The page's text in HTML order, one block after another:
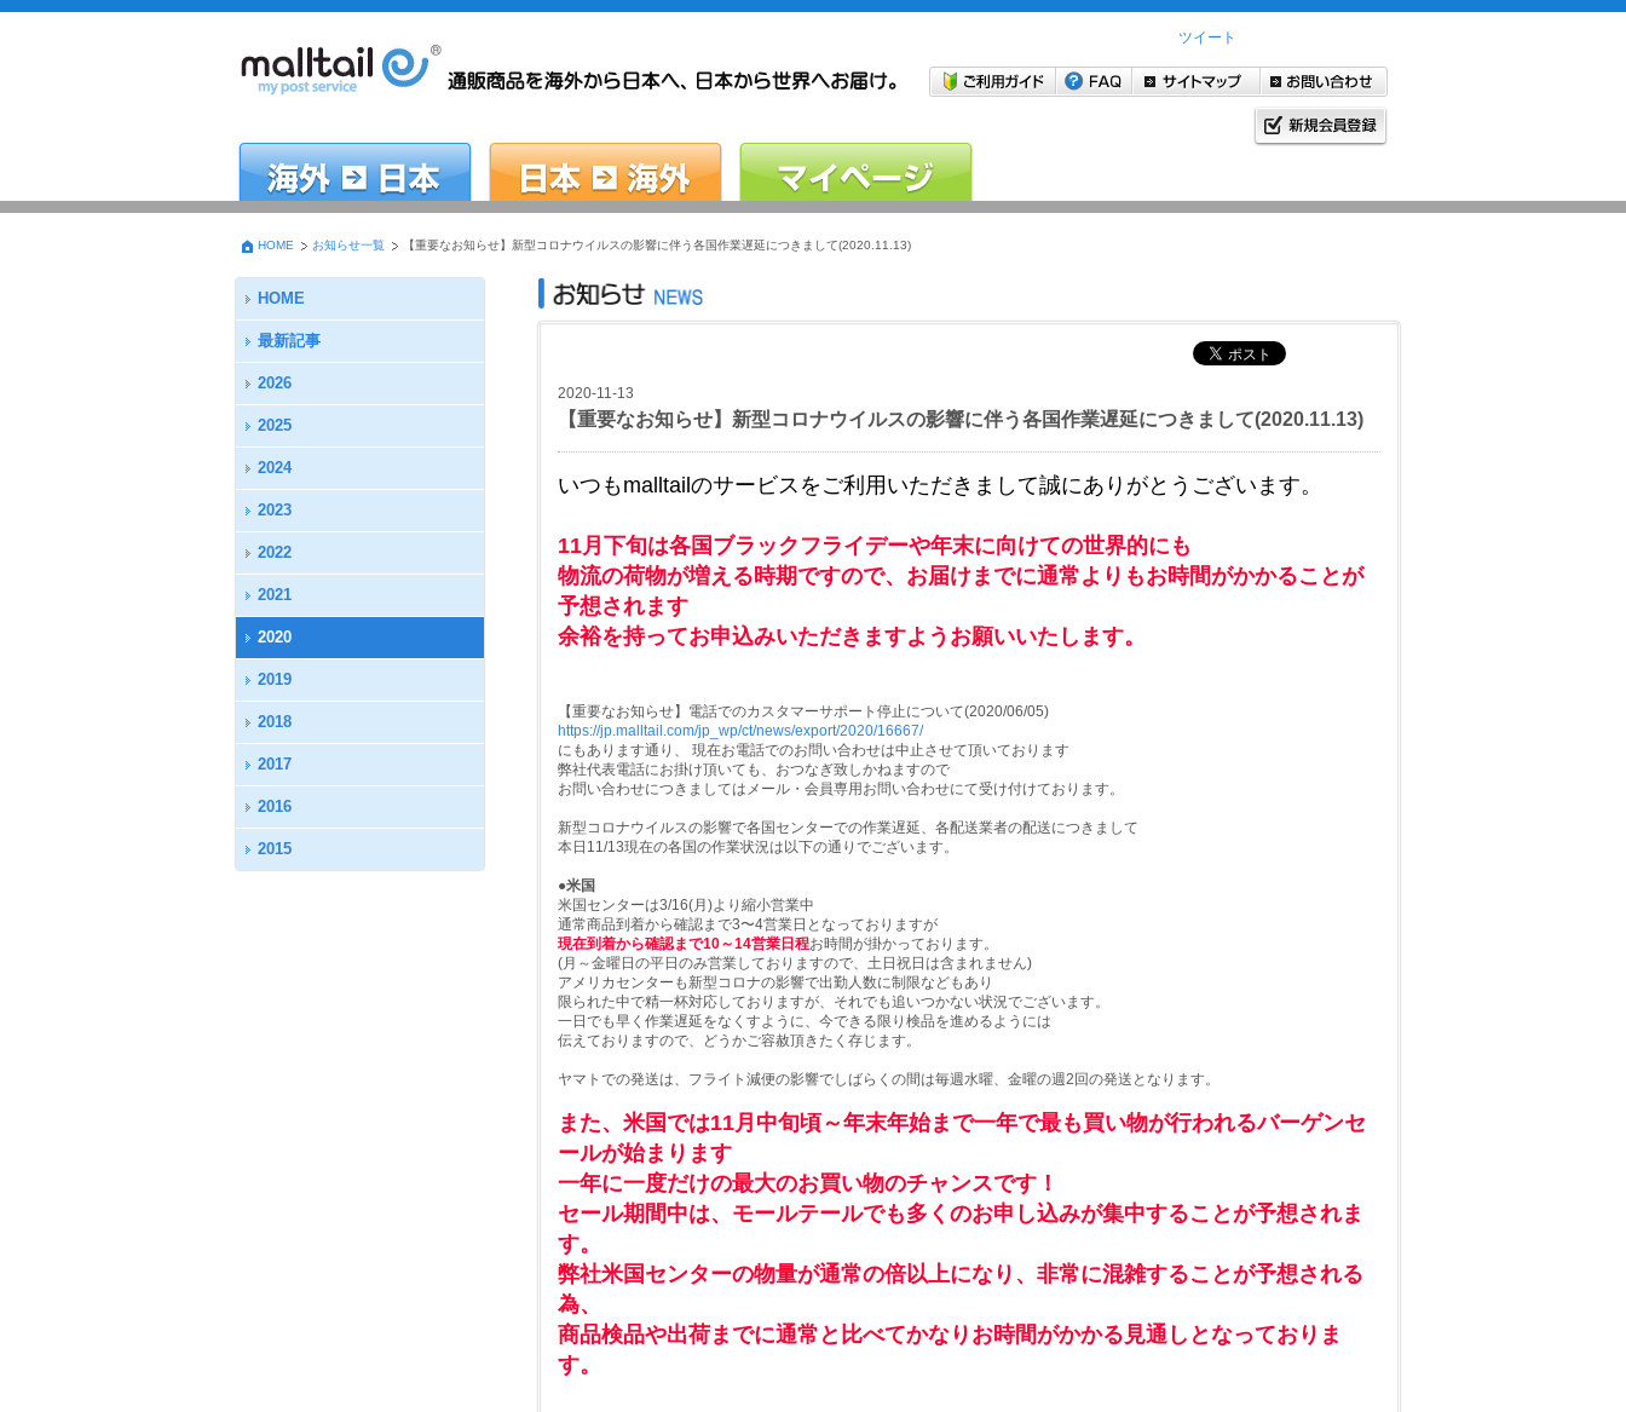
ツイート
HOME お知らせ一覧 【重要なお知らせ】新型コロナウイルスの影響に伴う各国作業遅延につきまして(2020.11.13)
HOME
最新記事
2026
2025
2024
2023
2022
2021
2020
2019
2018
2017
2016
2015
2020-11-13
【重要なお知らせ】新型コロナウイルスの影響に伴う各国作業遅延につきまして(2020.11.13)
いつもmalltailのサービスをご利用いただきまして誠にありがとうございます。
11月下旬は各国ブラックフライデーや年末に向けての世界的にも
物流の荷物が増える時期ですので、お届けまでに通常よりもお時間がかかることが
予想されます
余裕を持ってお申込みいただきますようお願いいたします。
【重要なお知らせ】電話でのカスタマーサポート停止について(2020/06/05)
https://jp.malltail.com/jp_wp/ct/news/export/2020/16667/
にもあります通り、 現在お電話でのお問い合わせは中止させて頂いております
弊社代表電話にお掛け頂いても、おつなぎ致しかねますので
お問い合わせにつきましてはメール・会員専用お問い合わせにて受け付けております。
新型コロナウイルスの影響で各国センターでの作業遅延、各配送業者の配送につきまして
本日11/13現在の各国の作業状況は以下の通りでございます。
●米国
米国センターは3/16(月)より縮小営業中
通常商品到着から確認まで3〜4営業日となっておりますが
現在到着から確認まで10～14営業日程お時間が掛かっております。
(月～金曜日の平日のみ営業しておりますので、土日祝日は含まれません)
アメリカセンターも新型コロナの影響で出勤人数に制限などもあり
限られた中で精一杯対応しておりますが、それでも追いつかない状況でございます。
一日でも早く作業遅延をなくすように、今できる限り検品を進めるようには
伝えておりますので、どうかご容赦頂きたく存じます。
ヤマトでの発送は、フライト減便の影響でしばらくの間は毎週水曜、金曜の週2回の発送となります。
また、米国では11月中旬頃～年末年始まで一年で最も買い物が行われるバーゲンセ
ールが始まります
一年に一度だけの最大のお買い物のチャンスです！
セール期間中は、モールテールでも多くのお申し込みが集中することが予想されま
す。
弊社米国センターの物量が通常の倍以上になり、非常に混雑することが予想される
為、
商品検品や出荷までに通常と比べてかなりお時間がかかる見通しとなっておりま
す。